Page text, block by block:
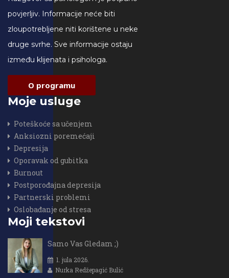
povjerljiv. Informacije neće biti
zloupotrebljene niti korištene u neke
druge svrhe. Sve informacije ostaju
između klijenata i psihologa.
O programu
Moje usluge
Poteškoće sa učenjem
Anksiozni poremećaji
Depresija
Oporavak od gubitka
Burnout
Postporođajna depresija
Partnerski problemi
Oslobađanje od stresa
Moji tekstovi
Samo Vas Gledam ;)
1. jula 2026.
Nurka Redžepagić Bulić